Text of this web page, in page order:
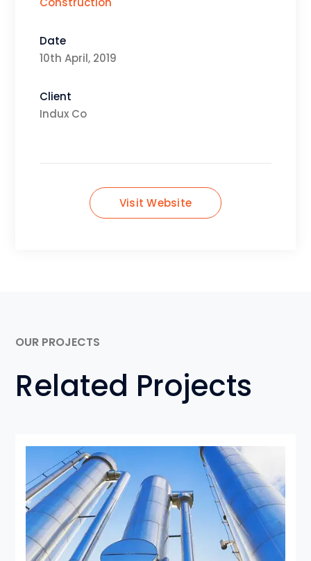
Date
10th April, 2019
Client
Indux Co
Visit Website
OUR PROJECTS
Related Projects